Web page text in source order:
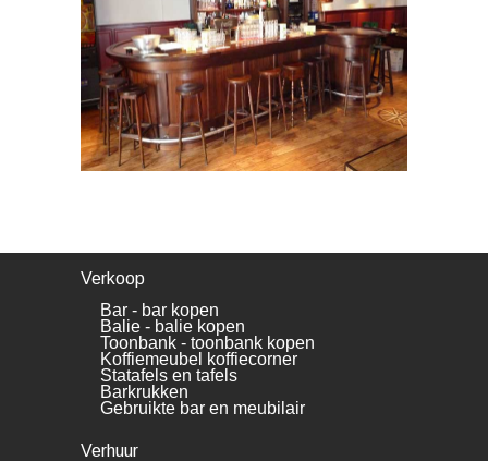
Verkoop
Bar - bar kopen
Balie - balie kopen
Toonbank - toonbank kopen
Koffiemeubel koffiecorner
Statafels en tafels
Barkrukken
Gebruikte bar en meubilair
Verhuur